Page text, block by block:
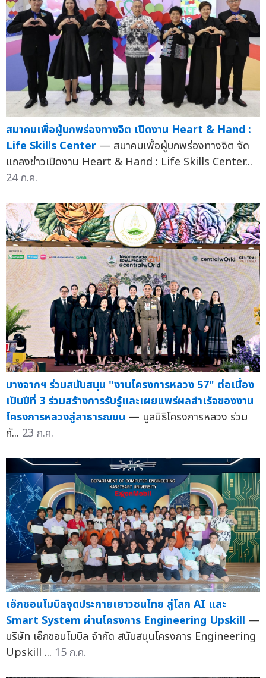
สมาคมเพื่อผู้บกพร่องทางจิต เปิดงาน Heart & Hand :
Life Skills Center — สมาคมเพื่อผู้บกพร่องทางจิต จัด
แถลงข่าวเปิดงาน Heart & Hand : Life Skills Center...
24 ก.ค.
บางจากฯ ร่วมสนับสนุน "งานโครงการหลวง 57" ต่อเนื่อง
เป็นปีที่ 3 ร่วมสร้างการรับรู้และเผยแพร่ผลสำเร็จของงาน
โครงการหลวงสู่สาธารณชน — มูลนิธิโครงการหลวง ร่วม
กั... 23 ก.ค.
เอ็กซอนโมบิลจุดประกายเยาวชนไทย สู่โลก AI และ
Smart System ผ่านโครงการ Engineering Upskill —
บริษัท เอ็กซอนโมบิล จำกัด สนับสนุนโครงการ Engineering
Upskill ... 15 ก.ค.